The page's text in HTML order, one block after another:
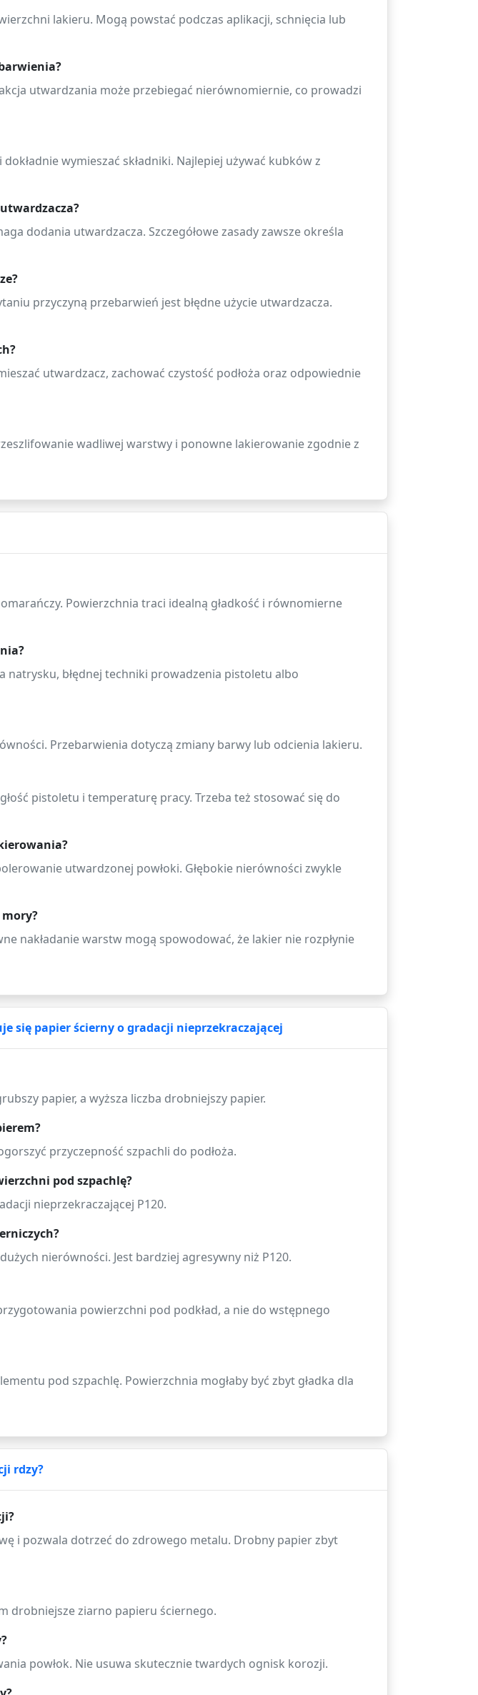
lakieru. Mogą powstać podczas aplikacji, schnięcia lub
utwardzania może przebiegać nierównomiernie, co prowadzi
wymieszać składniki. Najlepiej używać kubków z
dodania utwardzacza. Szczegółowe zasady zawsze określa
przyczyną przebarwień jest błędne użycie utwardzacza.
utwardzacz, zachować czystość podłoża oraz odpowiednie
wadliwej warstwy i ponowne lakierowanie zgodnie z
Powierzchnia traci idealną gładkość i równomierne
natrysku, błędnej techniki prowadzenia pistoletu albo
Przebarwienia dotyczą zmiany barwy lub odcienia lakieru.
pistoletu i temperaturę pracy. Trzeba też stosować się do
utwardzonej powłoki. Głębokie nierówności zwykle
nakładanie warstw mogą spowodować, że lakier nie rozpłynie
się papier ścierny o gradacji nieprzekraczającej
papier, a wyższa liczba drobniejszy papier.
przyczepność szpachli do podłoża.
pod szpachlę?
nieprzekraczającej P120.
nierówności. Jest bardziej agresywny niż P120.
powierzchni pod podkład, a nie do wstępnego
pod szpachlę. Powierzchnia mogłaby być zbyt gładka dla
rdzy?
i pozwala dotrzeć do zdrowego metalu. Drobny papier zbyt
drobniejsze ziarno papieru ściernego.
powłok. Nie usuwa skutecznie twardych ognisk korozji.